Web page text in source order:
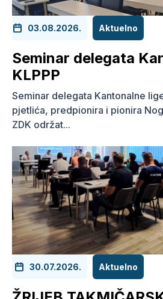
03.08.2026. Aktuelno
Seminar delegata
KLPPP
Seminar delegata Kantonalne
pjetlića, predpionira i pionira
ZDK održat...
30.07.2026. Aktuelno